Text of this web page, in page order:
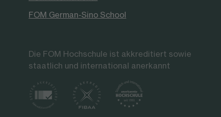
FOM German-Sino School
Die FOM Hochschule ist akkreditiert sowie
staatlich und international anerkannt